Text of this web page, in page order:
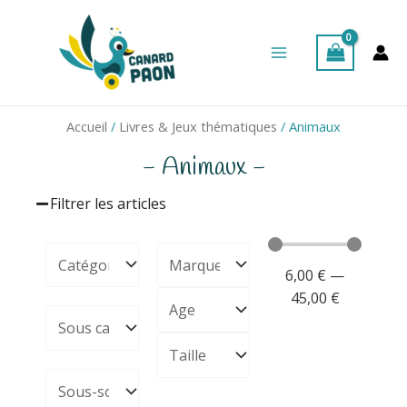
Menu
Accueil / Livres & Jeux thématiques / Animaux
- Animaux -
Filtrer les articles
6,00 € —
45,00 €